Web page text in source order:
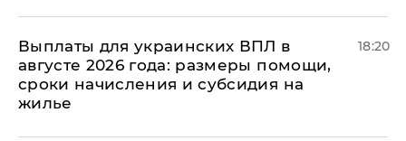
Выплаты для украинских ВПЛ в
августе 2026 года: размеры помощи,
сроки начисления и субсидия на
жилье
18:20